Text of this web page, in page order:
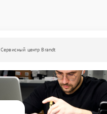
Сервисный центр Brandt